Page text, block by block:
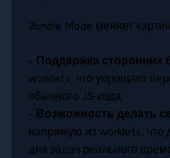
Bundle Mode меняет
- Поддержка сторонних
worklets, что упрощает
обычного JS‑кода.
- Возможность делать
напрямую из worklets, что
для задач реального